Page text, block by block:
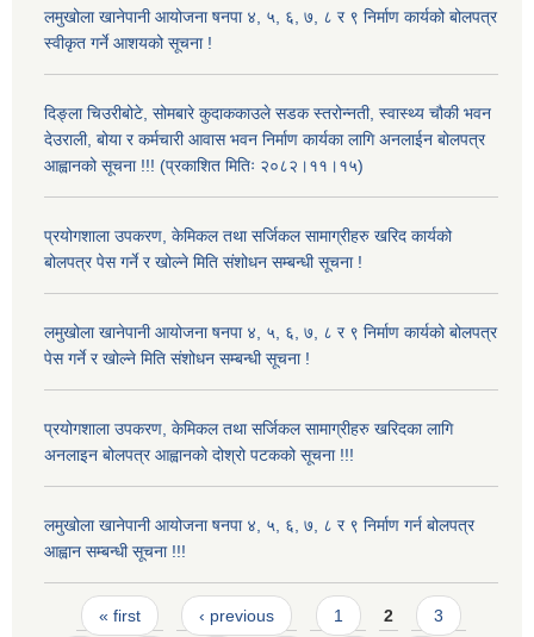
लमुखोला खानेपानी आयोजना षनपा ४, ५, ६, ७, ८ र ९ निर्माण कार्यको बोलपत्र
स्वीकृत गर्ने आशयको सूचना !
दिङ्ला चिउरीबोटे, सोमबारे कुदाककाउले सडक स्तरोन्नती, स्वास्थ्य चौकी भवन
देउराली, बोया र कर्मचारी आवास भवन निर्माण कार्यका लागि अनलाईन बोलपत्र
आह्वानको सूचना !!! (प्रकाशित मितिः २०८२।११।१५)
प्रयोगशाला उपकरण, केमिकल तथा सर्जिकल सामाग्रीहरु खरिद कार्यको
बोलपत्र पेस गर्ने र खोल्ने मिति संशोधन सम्बन्धी सूचना !
लमुखोला खानेपानी आयोजना षनपा ४, ५, ६, ७, ८ र ९ निर्माण कार्यको बोलपत्र
पेस गर्ने र खोल्ने मिति संशोधन सम्बन्धी सूचना !
प्रयोगशाला उपकरण, केमिकल तथा सर्जिकल सामाग्रीहरु खरिदका लागि
अनलाइन बोलपत्र आह्वानको दोश्रो पटकको सूचना !!!
लमुखोला खानेपानी आयोजना षनपा ४, ५, ६, ७, ८ र ९ निर्माण गर्न बोलपत्र
आह्वान सम्बन्धी सूचना !!!
Pages
« first ‹ previous 1 2 3